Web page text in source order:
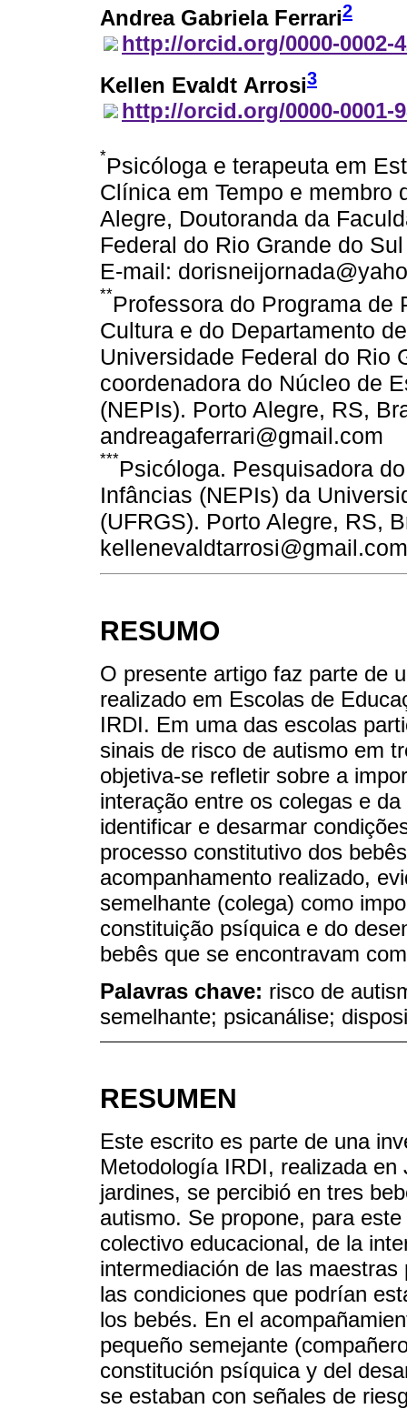
Andrea Gabriela Ferrari2
http://orcid.org/0000-0002-
Kellen Evaldt Arrosi3
http://orcid.org/0000-0001-
*Psicóloga e terapeuta em
Clínica em Tempo e
Alegre, Doutoranda da
Federal do Rio Grande do
E-mail:
**Professora do Programa
Cultura e do Departamento
Universidade Federal do Rio
coordenadora do Núcleo de
(NEPIs). Porto Alegre, RS,
andreagaferrari@gmail.com
***Psicóloga. Pesquisadora
Infâncias (NEPIs) da
(UFRGS). Porto Alegre, RS,
kellenevaldtarrosi@gmail.com
RESUMO
O presente artigo faz parte de
realizado em Escolas de
IRDI. Em uma das escolas
sinais de risco de autismo em
objetiva-se refletir sobre a
interação entre os colegas e
identificar e desarmar
processo constitutivo dos
acompanhamento realizado,
semelhante (colega) como
constituição psíquica e do
bebês que se encontravam
Palavras chave: risco de
semelhante; psicanálise;
RESUMEN
Este escrito es parte de una
Metodología IRDI, realizada
jardines, se percibió en tres
autismo. Se propone, para
colectivo educacional, de la
intermediación de las
las condiciones que podrían
los bebés. En el
pequeño semejante
constitución psíquica y del
se estaban con señales de